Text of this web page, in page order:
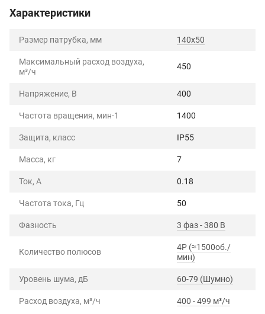
Характеристики
Размер патрубка, мм 140x50
Максимальный расход воздуха,
м³/ч
450
Напряжение, В 400
Частота вращения, мин-1 1400
Защита, класс IP55
Масса, кг 7
Ток, А 0.18
Частота тока, Гц 50
Фазность 3 фаз - 380 В
Количество полюсов
4P (≈1500об./
мин)
Уровень шума, дБ 60-79 (Шумно)
Расход воздуха, м³/ч 400 - 499 м³/ч